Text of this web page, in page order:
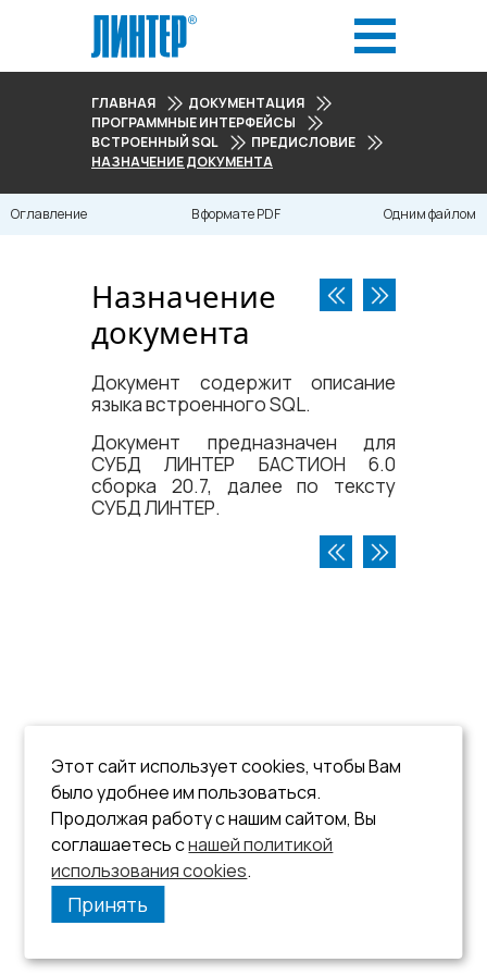
ГЛАВНАЯ
ДОКУМЕНТАЦИЯ
ПРОГРАММНЫЕ ИНТЕРФЕЙСЫ
ВСТРОЕННЫЙ SQL
ПРЕДИСЛОВИЕ
НАЗНАЧЕНИЕ ДОКУМЕНТА
Оглавление В формате PDF Одним файлом
Назначение
документа
Документ содержит описание
языка встроенного SQL.
Документ предназначен для
СУБД ЛИНТЕР БАСТИОН 6.0
сборка 20.7, далее по тексту
СУБД ЛИНТЕР.
Этот сайт использует cookies, чтобы Вам
было удобнее им пользоваться.
Продолжая работу с нашим сайтом, Вы
соглашаетесь снашей политикой
использования cookies.
Принять